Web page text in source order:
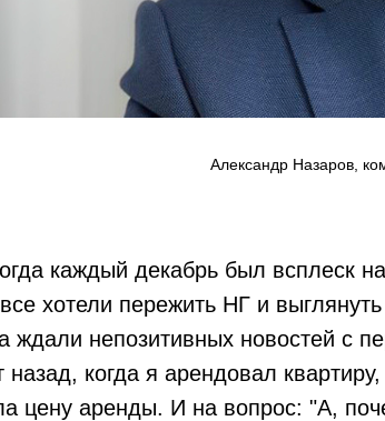
Александр Назаров,
каждый декабрь был всплеск
хотели пережить НГ и
ждали непозитивных новостей с
назад, когда я арендовал
цену аренды. И на вопрос: "А,